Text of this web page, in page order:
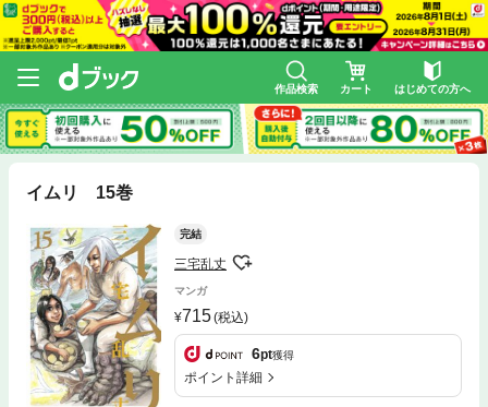
作品検索 カート はじめての方へ
イムリ 15巻
完結
三宅乱丈
マンガ
715(税込)
6pt獲得
ポイント詳細